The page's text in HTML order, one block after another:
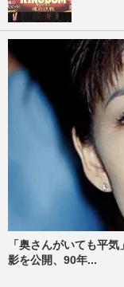
「奥さんがいても平
影を公開、90年...